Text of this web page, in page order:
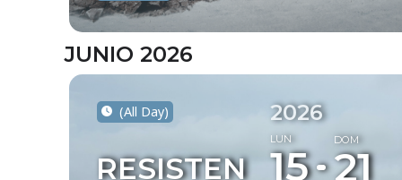
JUNIO 2026
2026
LUN
15
DOM
21
(All Day)
RESISTEN